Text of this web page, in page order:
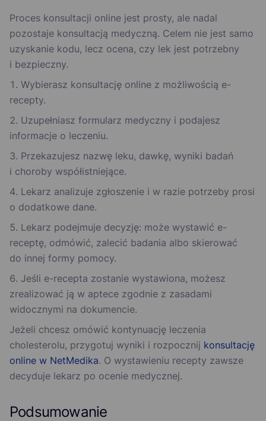
Proces konsultacji online jest prosty, ale nadal
pozostaje konsultacją medyczną. Celem nie jest samo
uzyskanie kodu, lecz ocena, czy lek jest potrzebny
i bezpieczny.
Wybierasz konsultację online z możliwością e-
recepty.
Uzupełniasz formularz medyczny i podajesz
informacje o leczeniu.
Przekazujesz nazwę leku, dawkę, wyniki badań
i choroby współistniejące.
Lekarz analizuje zgłoszenie i w razie potrzeby prosi
o dodatkowe dane.
Lekarz podejmuje decyzję: może wystawić e-
receptę, odmówić, zalecić badania albo skierować
do innej formy pomocy.
Jeśli e-recepta zostanie wystawiona, możesz
zrealizować ją w aptece zgodnie z zasadami
widocznymi na dokumencie.
Jeżeli chcesz omówić kontynuację leczenia
cholesterolu, przygotuj wyniki i rozpocznij konsultację
online w NetMedika. O wystawieniu recepty zawsze
decyduje lekarz po ocenie medycznej.
Podsumowanie